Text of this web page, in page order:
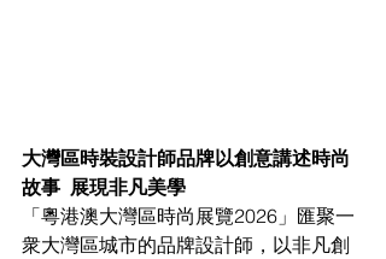
大灣區時裝設計師品牌以創意講述時尚
故事  展現非凡美學
「粵港澳大灣區時尚展覽2026」匯聚一
衆大灣區城市的品牌設計師，以非凡創